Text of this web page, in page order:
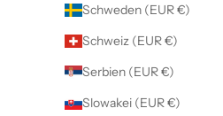
Schweden (EUR €)
Schweiz (EUR €)
Serbien (EUR €)
Slowakei (EUR €)